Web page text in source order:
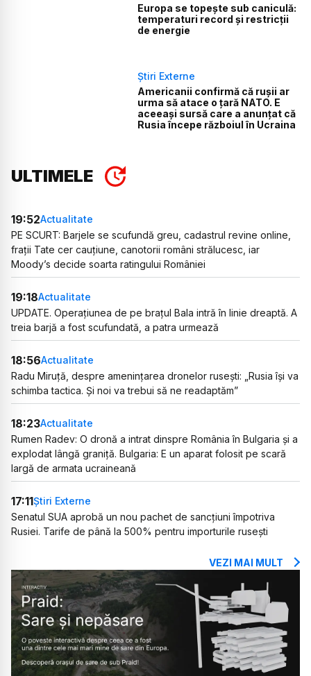
Europa se topește sub caniculă:
temperaturi record și restricții
de energie
Știri Externe
Americanii confirmă că rușii ar
urma să atace o țară NATO. E
aceeași sursă care a anunțat că
Rusia începe războiul în Ucraina
ULTIMELE
19:52Actualitate
PE SCURT: Barjele se scufundă greu, cadastrul revine online,
frații Tate cer cauțiune, canotorii români strălucesc, iar
Moody’s decide soarta ratingului României
19:18Actualitate
UPDATE. Operațiunea de pe brațul Bala intră în linie dreaptă. A
treia barjă a fost scufundată, a patra urmează
18:56Actualitate
Radu Miruță, despre amenințarea dronelor rusești: „Rusia își va
schimba tactica. Și noi va trebui să ne readaptăm”
18:23Actualitate
Rumen Radev: O dronă a intrat dinspre România în Bulgaria și a
explodat lângă graniță. Bulgaria: E un aparat folosit pe scară
largă de armata ucraineană
17:11Știri Externe
Senatul SUA aprobă un nou pachet de sancțiuni împotriva
Rusiei. Tarife de până la 500% pentru importurile rusești
VEZI MAI MULT